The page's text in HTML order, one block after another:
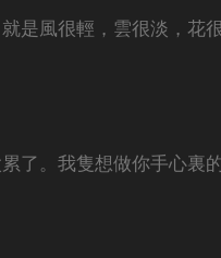
是風很輕，雲很淡，
了。我隻想做你手心裏